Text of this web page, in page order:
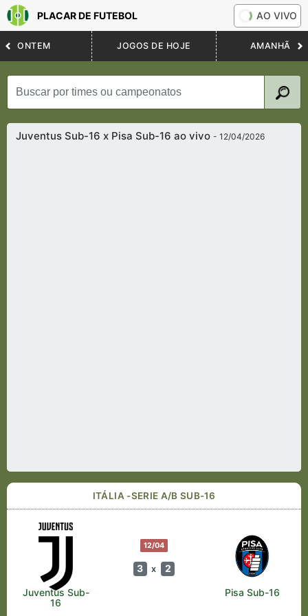
PLACAR DE FUTEBOL AO VIVO
ONTEM JOGOS DE HOJE AMANHÃ
Juventus Sub-16 x Pisa Sub-16 ao vivo- 12/04/2026
ITÁLIA -SERIE A/B SUB-16
12/04
3 x 2
Juventus Sub-
16
Pisa Sub-16